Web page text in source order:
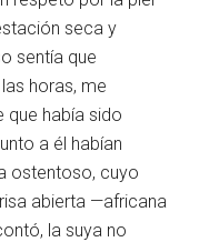
seca y
sentía que
horas, me
que había sido
a él habían
ostentoso, cuyo
abierta —africana
la suya no